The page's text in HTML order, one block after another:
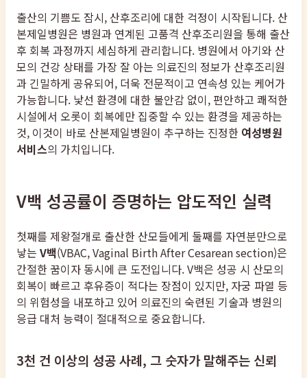
출산의 기쁨도 잠시, 산후조리에 대한 걱정이 시작됩니다. 산
본제일병원은 병원과 연계된 고품격 산후조리원을 통해 출산
후 회복 과정까지 세심하게 관리합니다. 병원에서 아기와 산
모의 건강 상태를 가장 잘 아는 의료진의 정보가 산후조리원
과 긴밀하게 공유되어, 더욱 전문적이고 연속성 있는 케어가
가능합니다. 낯선 환경에 대한 불안감 없이, 편안하고 쾌적한
시설에서 오롯이 회복에만 집중할 수 있는 환경을 제공하는
것, 이것이 바로 산본제일병원이 추구하는 진정한 여성병원
서비스의 가치입니다.
V백 성공률이 증명하는 압도적인 실력
첫째를 제왕절개로 출산한 산모들에게 둘째를 자연분만으로
낳는 V백(VBAC, Vaginal Birth After Cesarean section)은
간절한 꿈이자 동시에 큰 도전입니다. V백은 성공 시 산모의
회복이 빠르고 후유증이 적다는 장점이 있지만, 자궁 파열 등
의 위험성을 내포하고 있어 의료진의 숙련된 기술과 병원의
응급 대처 능력이 절대적으로 중요합니다.
3천 건 이상의 성공 사례, 그 숫자가 말해주는 신뢰